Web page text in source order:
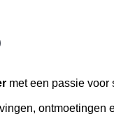
met een passie voor
ontmoetingen